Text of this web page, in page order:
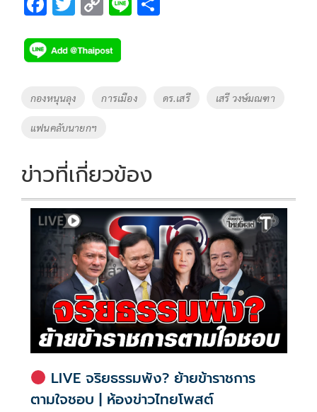
e
b
o
o
k
tt
er
p
y
Li
Tags
กองหนุนลุง การเมือง ดร.เสรี เสรี วงษ์มณฑา
แฟนคลับนายกฯ
ข่าวที่เกี่ยวข้อง
LIVE จริยธรรมพัง? ย้ายข้าราชการ
ตามใจชอบ | ห้องข่าวไทยโพสต์